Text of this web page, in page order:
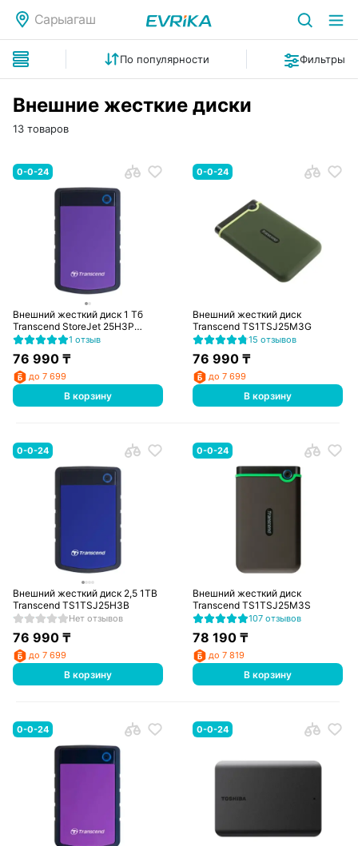
Сарыагаш
По популярности Фильтры
Внешние жесткие диски
13 товаров
0-0-24
Внешний жесткий диск 1 Тб
Transcend StoreJet 25H3P
(TS1TSJ25H3P)1 отзыв
76 990₸
до 7 699
В корзину
0-0-24
Внешний жесткий диск
Transcend TS1TSJ25M3G
15 отзывов
76 990 ₸
до 7 699
В корзину
0-0-24
Внешний жесткий диск 2,5 1TB
Transcend TS1TSJ25H3B
Нет отзывов
76 990₸
до 7 699
В корзину
0-0-24
Внешний жесткий диск
Transcend TS1TSJ25M3S
107 отзывов
78 190 ₸
до 7 819
В корзину
0-0-24 0-0-24